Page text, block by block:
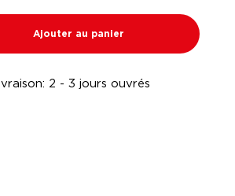
Ajouter au panier
2 - 3 jours ouvrés